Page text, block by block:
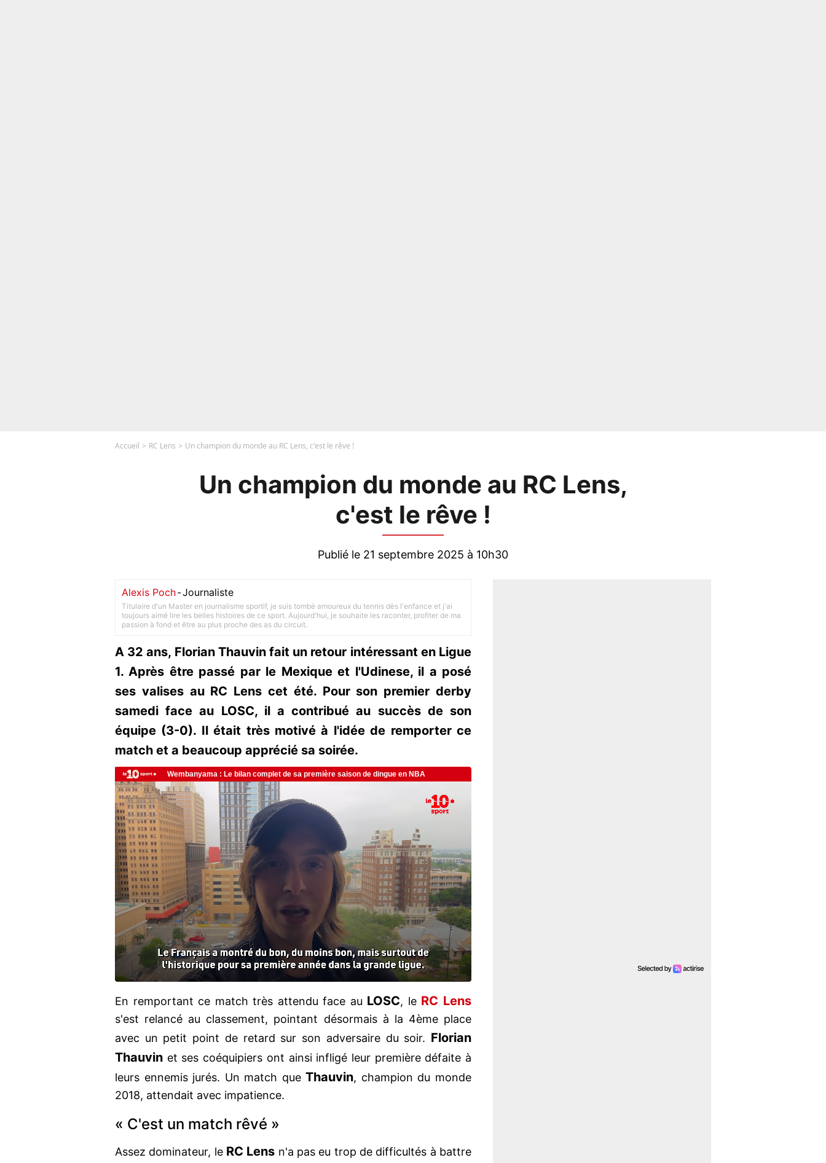
Accueil RC Lens Un champion du monde au RC Lens, c'est le rêve !
Un champion du monde au RC Lens,
c'est le rêve !
Publié le 21 septembre 2025 à 10h30
Alexis Poch-Journaliste
Titulaire d'un Master en journalisme sportif, je suis tombé amoureux du tennis dès l'enfance et j'ai
toujours aimé lire les belles histoires de ce sport. Aujourd'hui, je souhaite les raconter, profiter de ma
passion à fond et être au plus proche des as du circuit.
A 32 ans, Florian Thauvin fait un retour intéressant en Ligue
1. Après être passé par le Mexique et l'Udinese, il a posé
ses valises au RC Lens cet été. Pour son premier derby
samedi face au LOSC, il a contribué au succès de son
équipe (3-0). Il était très motivé à l'idée de remporter ce
match et a beaucoup apprécié sa soirée.
En remportant ce match très attendu face au LOSC, le RC Lens
s'est relancé au classement, pointant désormais à la 4ème place
avec un petit point de retard sur son adversaire du soir. Florian
Thauvin et ses coéquipiers ont ainsi infligé leur première défaite à
leurs ennemis jurés. Un match queThauvin, champion du monde
2018, attendait avec impatience.
« C'est un match rêvé »
Assez dominateur, le RC Lens n'a pas eu trop de difficultés à battre